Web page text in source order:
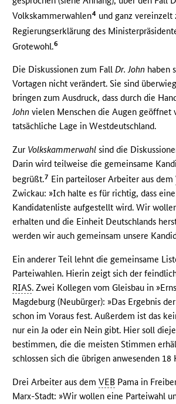
Volkskammerwahlen4 und ganz vereinzelt
Regierungserklärung des
Grotewohl.6
Die Diskussionen zum FallDr. John haben
Vortagen nicht verändert. Sie sind
bringen zum Ausdruck, dass durch die
John vielen Menschen die Augen geöffnet
tatsächliche Lage in Westdeutschland.
Zur Volkskammerwahl sind die
Darin wird teilweise die gemeinsame
begrüßt.7 Ein parteiloser Arbeiter aus dem
Zwickau: »Ich halte es für richtig, dass
Kandidatenliste aufgestellt wird. Wir
erhalten und die Einheit Deutschlands
werden wir auch gemeinsam unsere
Ein anderer Teil lehnt die gemeinsame
Parteiwahlen. Hierin zeigt sich der
RIAS. Zwei Kollegen vom Gleisbau in
Magdeburg (Neubürger): »Das Ergebnis
schon im Voraus fest. Außerdem ist das
nur ein Ja oder ein Nein gibt. Hier soll
bestimmen, die die meisten Stimmen
schlossen sich die übrigen anwesenden 18
Drei Arbeiter aus demVEB Pama in
Marx-Stadt: »Wir wollen eine Parteiwahl